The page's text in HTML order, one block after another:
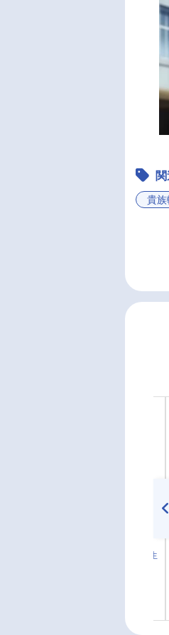
貴族
【小説】貴族転生～恵まれた生